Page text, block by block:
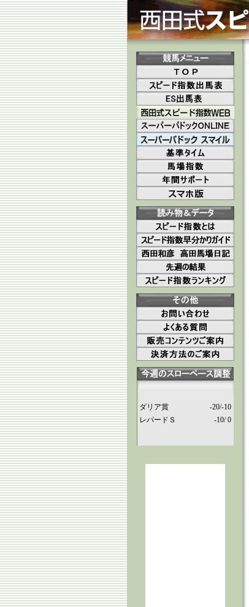
ダリア賞
-20/-10
レパードＳ
-10/ 0